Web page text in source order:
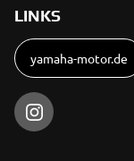
LINKS
yamaha-motor.de